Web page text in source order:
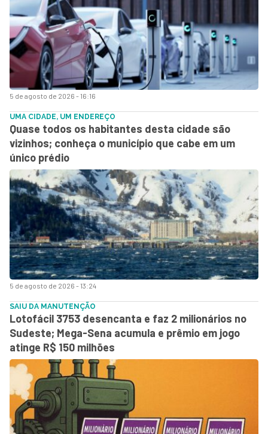
5 de agosto de 2026 - 16:16
5 de agosto de 2026 - 13:24
UMA CIDADE, UM ENDEREÇO
Quase todos os habitantes desta cidade são
vizinhos; conheça o município que cabe em um
único prédio
SAIU DA MANUTENÇÃO
Lotofácil 3753 desencanta e faz 2 milionários no
Sudeste; Mega-Sena acumula e prêmio em jogo
atinge R$ 150 milhões